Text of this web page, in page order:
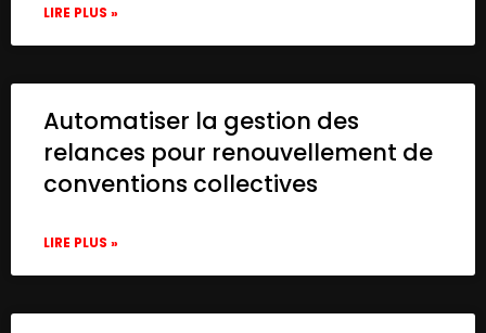
      "type": "n8n-nodes-base.set",
      "position": [
      ],
      "parameters": {
        "options": {},
        "assignments": {
            {
LIRE PLUS »
Automatiser la gestion des
relances pour renouvellement de
conventions collectives
LIRE PLUS »